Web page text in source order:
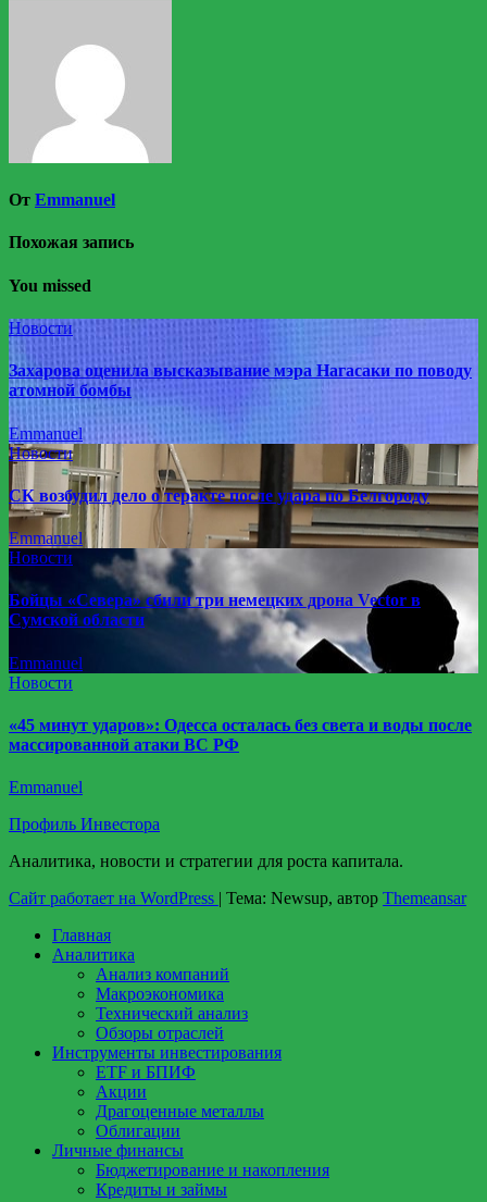
От Emmanuel
Похожая запись
You missed
Новости
Захарова оценила высказывание мэра Нагасаки по поводу
атомной бомбы
Emmanuel
Новости
СК возбудил дело о теракте после удара по Белгороду
Emmanuel
Новости
Бойцы «Севера» сбили три немецких дрона Vector в
Сумской области
Emmanuel
Новости
«45 минут ударов»: Одесса осталась без света и воды после
массированной атаки ВС РФ
Emmanuel
Профиль Инвестора
Аналитика, новости и стратегии для роста капитала.
Сайт работает на WordPress | Тема: Newsup, автор Themeansar
Главная
Аналитика
Анализ компаний
Макроэкономика
Технический анализ
Обзоры отраслей
Инструменты инвестирования
ETF и БПИФ
Акции
Драгоценные металлы
Облигации
Личные финансы
Бюджетирование и накопления
Кредиты и займы